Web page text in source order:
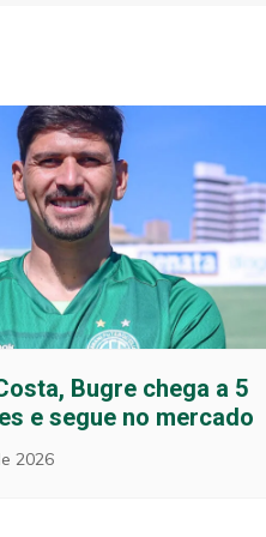
Bugre chega a 5
e segue no mercado
2026